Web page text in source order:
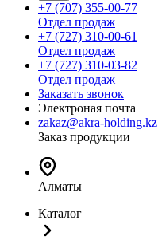
+7 (707) 355-00-77
Отдел продаж
+7 (727) 310-00-61
Отдел продаж
+7 (727) 310-03-82
Отдел продаж
Заказать звонок
Электроная почта
zakaz@akra-holding.kz
Заказ продукции
Алматы
Каталог